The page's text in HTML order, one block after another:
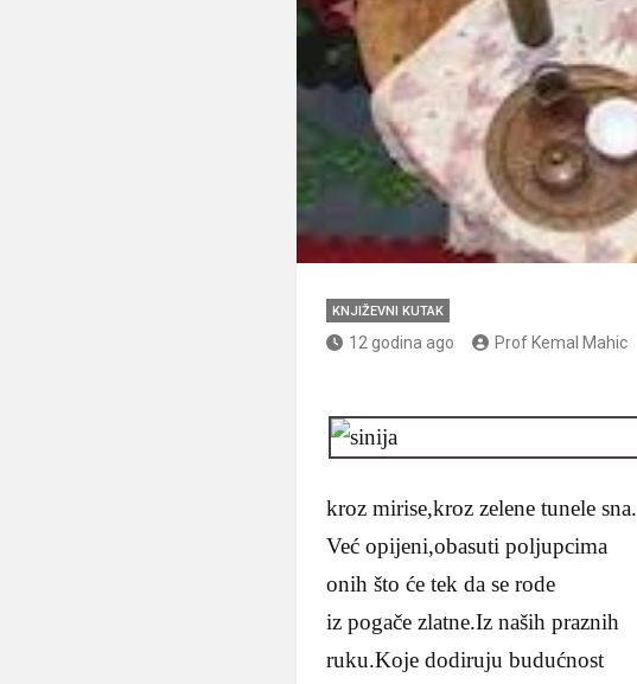
KNJIŽEVNI KUTAK
12 godina ago Prof Kemal Mahic
kroz mirise,kroz zelene tunele sna.
Već opijeni,obasuti poljupcima
onih što će tek da se rode
iz pogače zlatne.Iz naših praznih
ruku.Koje dodiruju budućnost